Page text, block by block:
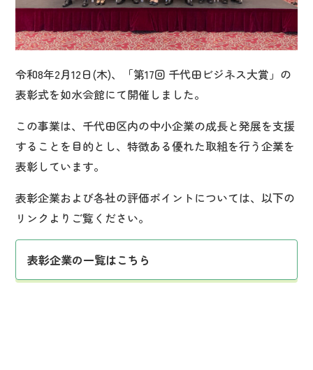
令和8年2月12日(木)、「第17回 千代田ビジネス大賞」の
表彰式を如水会館にて開催しました。
この事業は、千代田区内の中小企業の成長と発展を支援
することを目的とし、特徴ある優れた取組を行う企業を
表彰しています。
表彰企業および各社の評価ポイントについては、以下の
リンクよりご覧ください。
表彰企業の一覧はこちら